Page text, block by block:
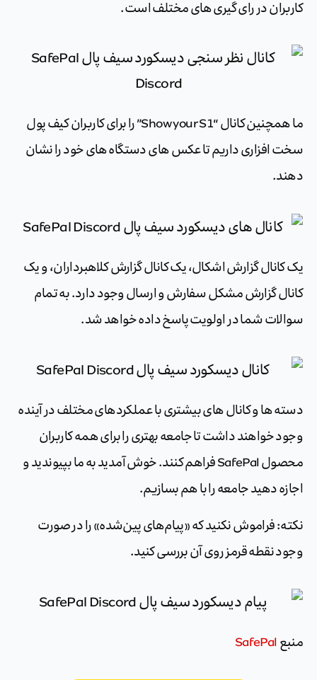
کاربران در رای گیری های مختلف است.
ما همچنین کانال “Show your S1” را برای کاربران کیف پول
سخت افزاری داریم تا عکس های دستگاه های خود را نشان
دهند.
یک کانال گزارش اشکال، یک کانال گزارش کلاهبرداران، و یک
کانال گزارش مشکل سفارش و ارسال وجود دارد. به تمام
سوالات شما در اولویت پاسخ داده خواهد شد.
دسته ها و کانال های بیشتری با عملکردهای مختلف در آینده
وجود خواهند داشت تا جامعه بهتری را برای همه کاربران
محصول SafePal فراهم کنند. خوش آمدید به ما بپیوندید و
اجازه دهید جامعه را با هم بسازیم.
نکته: فراموش نکنید که «پیام‌های پین‌شده» را در صورت
وجود نقطه قرمز روی آن بررسی کنید.
منبع